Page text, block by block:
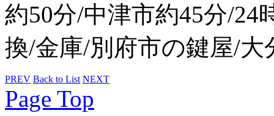
約50分/中津市約45分/24
換/金庫/別府市の鍵屋/大
PREV Back to List NEXT
Page Top